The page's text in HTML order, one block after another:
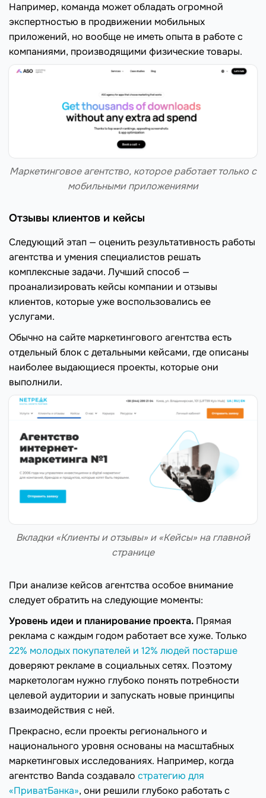
Например, команда может обладать огромной
экспертностью в продвижении мобильных
приложений, но вообще не иметь опыта в работе с
компаниями, производящими физические товары.
Маркетинговое агентство, которое работает только с
мобильными приложениями
Отзывы клиентов и кейсы
Следующий этап — оценить результативность работы
агентства и умения специалистов решать
комплексные задачи. Лучший способ —
проанализировать кейсы компании и отзывы
клиентов, которые уже воспользовались ее
услугами.
Обычно на сайте маркетингового агентства есть
отдельный блок с детальными кейсами, где описаны
наиболее выдающиеся проекты, которые они
выполнили.
Вкладки «Клиенты и отзывы» и «Кейсы» на главной
странице
При анализе кейсов агентства особое внимание
следует обратить на следующие моменты:
Уровень идеи и планирование проекта. Прямая
реклама с каждым годом работает все хуже. Только
22% молодых покупателей и 12% людей постарше
доверяют рекламе в социальных сетях. Поэтому
маркетологам нужно глубоко понять потребности
целевой аудитории и запускать новые принципы
взаимодействия с ней.
Прекрасно, если проекты регионального и
национального уровня основаны на масштабных
маркетинговых исследованиях. Например, когда
агентство Banda создавало стратегию для
«ПриватБанка», они решили глубоко работать с